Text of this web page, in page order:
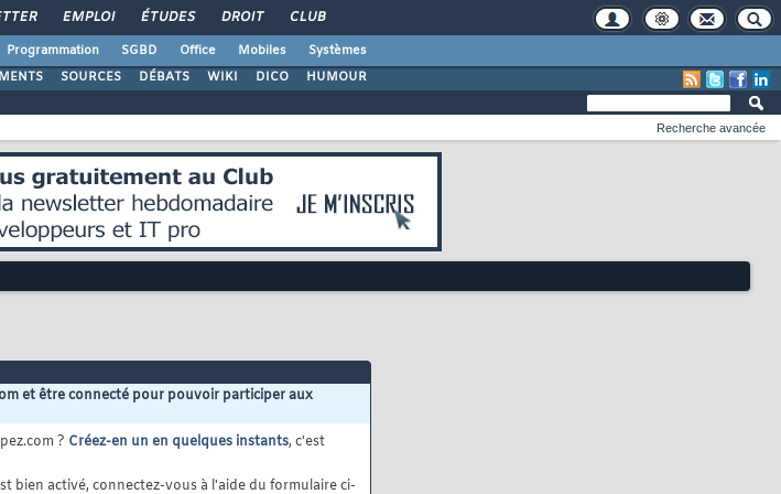
EMPLOI ÉTUDES DROIT CLUB
Programmation SGBD Office Mobiles
Systèmes
SOURCES DÉBATS WIKI DICO HUMOUR
Recherche avancée
et être connecté pour pouvoir participer aux
? Créez-en un en quelques instants, c'est
bien activé, connectez-vous à l'aide du formulaire ci-